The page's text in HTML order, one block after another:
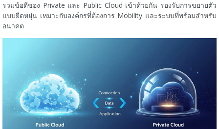
รวมข้อดีของ Private และ Public Cloud เข้าด้วยกัน รองรับการขยายตัว
แบบยืดหยุ่น เหมาะกับองค์กรที่ต้องการ Mobility และระบบที่พร้อมสำหรับ
อนาคต